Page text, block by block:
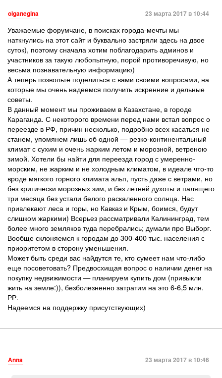
olganegina 23 марта 2017 в 10:44
Уважаемые форумчане, в поисках города-мечты мы
наткнулись на этот сайт и буквально застряли здесь на двое
суток), поэтому сначала хотим поблагодарить админов и
участников за такую любопытную, порой противоречивую, но
весьма познавательную информацию)
А теперь позвольте поделиться с вами своими вопросами, на
которые мы очень надеемся получить искренние и дельные
советы.
В данный момент мы проживаем в Казахстане, в городе
Караганда. С некоторого времени перед нами встал вопрос о
переезде в РФ, причин несколько, подробно всех касаться не
станем, упомянем лишь об одной — резко-континентальный
климат с сухим и очень жарким летом и морозной, ветреною
зимой. Хотели бы найти для переезда город с умеренно-
морским, не жарким и не холодным климатом, в идеале что-то
вроде мягкого горного климата альп, пусть даже с ветрами, но
без критически морозных зим, и без летней духоты и палящего
три месяца без устали белого раскаленного солнца. Нас
привлекают леса и горы, но Кавказ и Крым, боимся, будут
слишком жаркими) Всерьез рассматривали Калининград, тем
более много земляков туда перебрались; думали про Выборг.
Вообще склоняемся к городам до 300-400 тыс. населения с
приоритетом в сторону уменьшения.
Может быть среди вас найдутся те, кто сумеет нам что-либо
еще посоветовать? Предвосхищая вопрос о наличии денег на
покупку недвижимости — планируем купить дом (привыкли
жить на земле:)), безболезненно затратим на это 6-6,5 млн.
РР.
Надеемся на поддержку присутствующих)
Anna 23 марта 2017 в 10:46